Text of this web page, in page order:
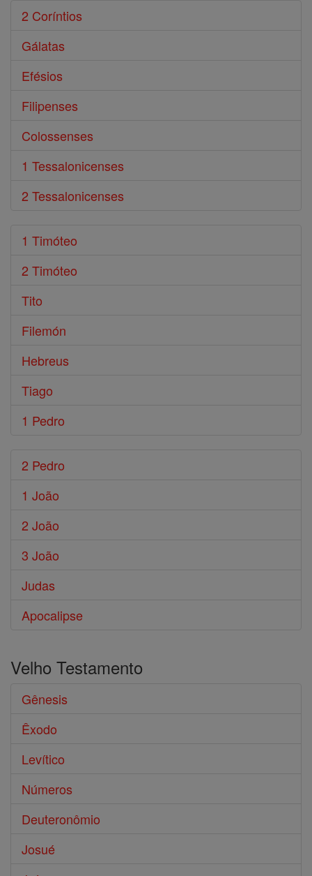
2 Coríntios
Gálatas
Efésios
Filipenses
Colossenses
1 Tessalonicenses
2 Tessalonicenses
1 Timóteo
2 Timóteo
Tito
Filemón
Hebreus
Tiago
1 Pedro
2 Pedro
1 João
2 João
3 João
Judas
Apocalipse
Velho Testamento
Gênesis
Êxodo
Levítico
Números
Deuteronômio
Josué